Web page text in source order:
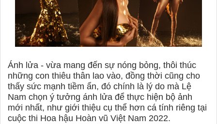
Ánh lửa - vừa mang đến sự nóng bỏng, thôi thúc
những con thiêu thân lao vào, đồng thời cũng cho
thấy sức mạnh tiềm ẩn, đó chính là lý do mà Lệ
Nam chọn ý tưởng ánh lửa để thực hiện bộ ảnh
mới nhất, như giới thiệu cụ thể hơn cá tính riêng tại
cuộc thi Hoa hậu Hoàn vũ Việt Nam 2022.